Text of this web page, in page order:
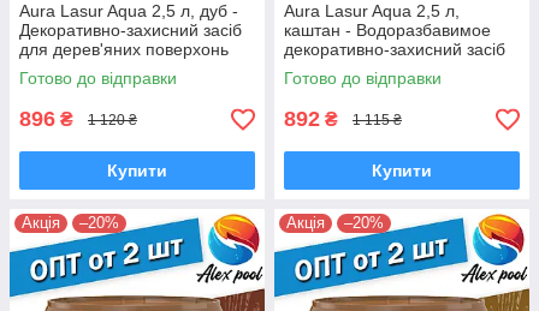
Aura Lasur Aqua 2,5 л, дуб -
Декоративно-захисний засіб
для дерев'яних поверхонь
Готово до відправки
896 ₴ 1 120 ₴
Купити
Aura Lasur Aqua 2,5 л,
каштан - Водоразбавимое
декоративно-захисний засіб
для дерев'яних поверхонь
Готово до відправки
892 ₴ 1 115 ₴
Купити
Акція –20% Акція –20%